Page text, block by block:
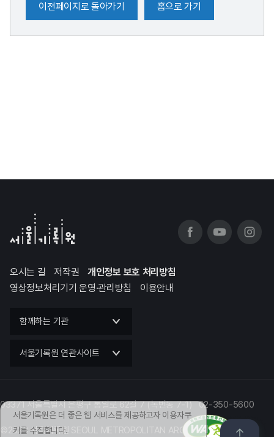
서울기록원은 더 좋은 웹 서비스를 제공하고자 이용자쿠
키를 수집합니다.
이전페이지로 돌아가기 홈으로 가기
오시는 길 저작권
개인정보 보호 처리방침
영상정보처리기기 운영·관리방침
이용안내
함께하는 기관
서울기록원 연관사이트
03371 서울특별시 은평구 통일로 62길 7 (녹번동 7-1) 02-350-5600
©2023 서울기록원 SEOUL METROPOLITAN ARCHIVES